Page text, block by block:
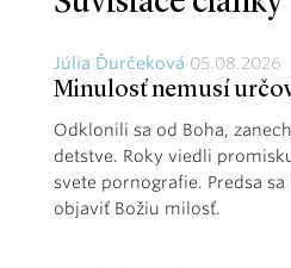
Júlia Ďurčeková 05.08.2026
Minulosť nemusí
Odklonili sa od Boha,
detstve. Roky viedli
svete pornografie. Predsa
objaviť Božiu milosť.